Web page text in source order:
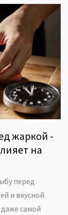
жаркой -
на
перед
и вкусной.
самой